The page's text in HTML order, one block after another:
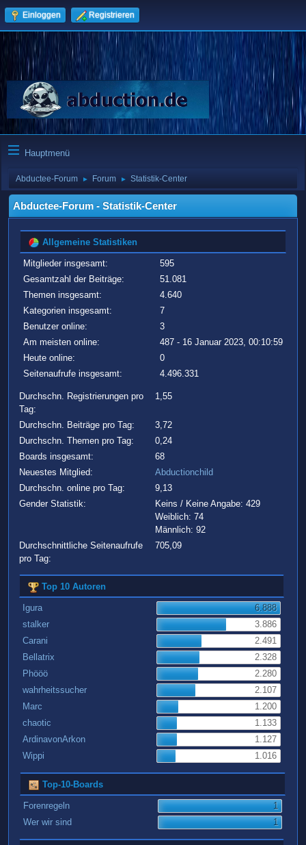
Einloggen Registrieren
Hauptmenü
Abductee-Forum ► Forum ► Statistik-Center
Abductee-Forum - Statistik-Center
Allgemeine Statistiken
Mitglieder insgesamt:
595
Gesamtzahl der Beiträge:
51.081
Themen insgesamt:
4.640
Kategorien insgesamt:
7
Benutzer online:
3
Am meisten online:
487 - 16 Januar 2023, 00:10:59
Heute online:
0
Seitenaufrufe insgesamt:
4.496.331
Durchschn. Registrierungen pro
Tag:
1,55
Durchschn. Beiträge pro Tag:
3,72
Durchschn. Themen pro Tag:
0,24
Boards insgesamt:
68
Neuestes Mitglied:
Abductionchild
Durchschn. online pro Tag:
9,13
Gender Statistik:
Keins / Keine Angabe: 429
Weiblich: 74
Männlich: 92
Durchschnittliche Seitenaufrufe
pro Tag:
705,09
Top 10 Autoren
Igura
6.888
stalker
3.886
Carani
2.491
Bellatrix
2.328
Phööö
2.280
wahrheitssucher
2.107
Marc
1.200
chaotic
1.133
ArdinavonArkon
1.127
Wippi
1.016
Top-10-Boards
Forenregeln
1
Wer wir sind
1